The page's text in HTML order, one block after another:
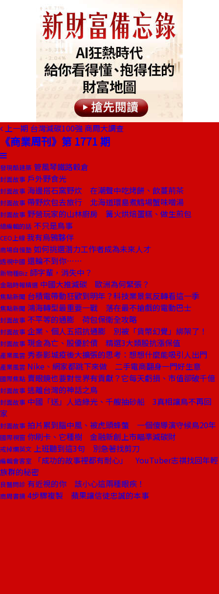
上一期 台灣減碳100強 商周大調查
《商業周刊》第 1771 期
發現酷建築 管風琴鐵路穀倉
封面故事 戶外野食光
封面故事 海邊搭石窯野炊 在潮聲中吃烤餅、飲蔓荊茶
封面故事 帶野炊包去旅行 北海道環島煮鱈場蟹味噌湯
封面故事 野營玩家的山林廚房 篝火烘焙蛋糕、做生煎包
總編輯的話 不只是鳥事
CEO上線 我有烏鴉夥伴
商場自慢塾 如何挑選潛力工作者成為未來人才
透視中國 還輪不到你……
新物種Biz 師字輩，消失中？
金融時報精選 中國大推減碳 歐洲為何緊張？
焦點新聞 台積電帶動狂歡到明年？科技業景氣反轉看這一季
焦點新聞 鴻海轉型最重要一戰 落在最不搶戲的電動巴士
封面故事 不平等的通膨 荷包保衛全攻略
封面故事 企業、個人五招抗通膨 別被「貨幣幻覺」綁架了！
封面故事 現金為亡、股優於債 精選3大類股抗漲保值
產業風雲 秀泰影城疫後大擴張的思考：想想什麼能吸引人出門
產業風雲 Nike、網家都跳下來做 二手電商翻身一門好生意
國際焦點 賣眼鏡也要對世界有貢獻？它每天虧損、市值卻破千億
封面故事 逃離台灣的神話之鳥
封面故事 中國「送」人造綠光、千艘抽砂船 3真相讓鳥不再回
家
封面故事 拍片累到腦中風、被虎頭蜂螫 一個傻導演守候鳥20年
國際視窗 你刷卡、它種樹 金融新創上市瞄準減碳財
戒掉爛英文 上班聽到這3句 別急著找剪刀
編輯會客室
「成功的故事裡都有耐心」 YouTuber志祺找回年輕
族群的秘密
良醫問診 有近視的你 該小心這兩種眼疾！
商周書摘 4步驟複製 蘋果讓信徒忠誠的本事